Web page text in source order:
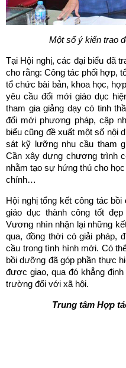
Một số ý kiến trao
Tại Hội nghị, các đại biểu đã
cho rằng: Công tác phối hợp,
tổ chức bài bản, khoa học,
yêu cầu đổi mới giáo dục
tham gia giảng dạy có tinh
đổi mới phương pháp, cập
biểu cũng đề xuất một số nội
sát kỹ lưỡng nhu cầu tham
Cần xây dựng chương trình
nhằm tạo sự hứng thú cho
chính…
Hội nghị tổng kết công tác
giáo dục thành công tốt
Vương nhìn nhận lại những
qua, đồng thời có giải pháp,
cầu trong tình hình mới. Có
bồi dưỡng đã góp phần thực
được giao, qua đó khẳng
trường đối với xã hội.
Trung tâm Hợp